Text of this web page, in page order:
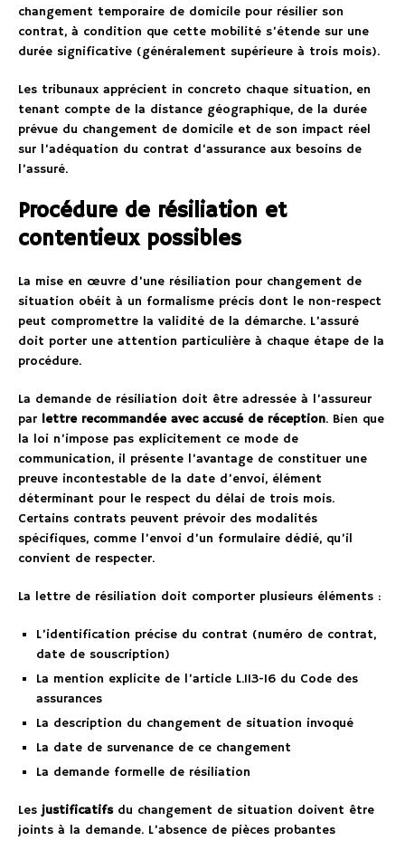
changement temporaire de domicile pour résilier son
contrat, à condition que cette mobilité s’étende sur une
durée significative (généralement supérieure à trois mois).
Les tribunaux apprécient in concreto chaque situation, en
tenant compte de la distance géographique, de la durée
prévue du changement de domicile et de son impact réel
sur l’adéquation du contrat d’assurance aux besoins de
l’assuré.
Procédure de résiliation et
contentieux possibles
La mise en œuvre d’une résiliation pour changement de
situation obéit à un formalisme précis dont le non-respect
peut compromettre la validité de la démarche. L’assuré
doit porter une attention particulière à chaque étape de la
procédure.
La demande de résiliation doit être adressée à l’assureur
par lettre recommandée avec accusé de réception. Bien que
la loi n’impose pas explicitement ce mode de
communication, il présente l’avantage de constituer une
preuve incontestable de la date d’envoi, élément
déterminant pour le respect du délai de trois mois.
Certains contrats peuvent prévoir des modalités
spécifiques, comme l’envoi d’un formulaire dédié, qu’il
convient de respecter.
La lettre de résiliation doit comporter plusieurs éléments :
L’identification précise du contrat (numéro de contrat,
date de souscription)
La mention explicite de l’article L.113-16 du Code des
assurances
La description du changement de situation invoqué
La date de survenance de ce changement
La demande formelle de résiliation
Lesjustificatifsdu changement de situation doivent être
joints à la demande. L’absence de pièces probantes